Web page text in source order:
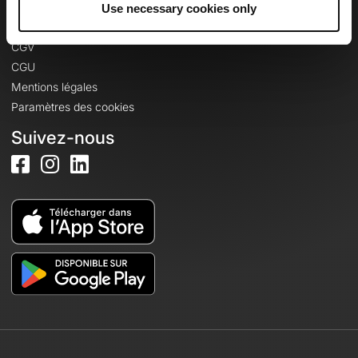
Use necessary cookies only
CGV
CGU
Mentions légales
Paramètres des cookies
Suivez-nous